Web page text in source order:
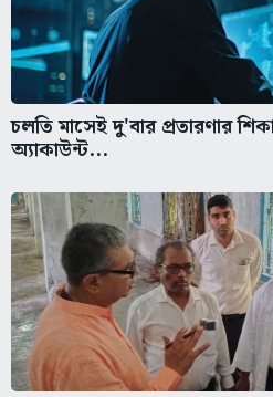
চলতি মাসেই দু'বার প্রতারণার
অ্যাকাউন্ট...